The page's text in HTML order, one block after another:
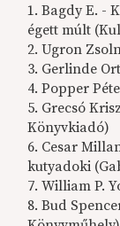
1. Bagdy E. -
égett múlt
2. Ugron
3. Gerlinde
4. Popper
5. Grecsó
Könyvkiadó)
6. Cesar
kutyadoki
7. William P.
8. Bud